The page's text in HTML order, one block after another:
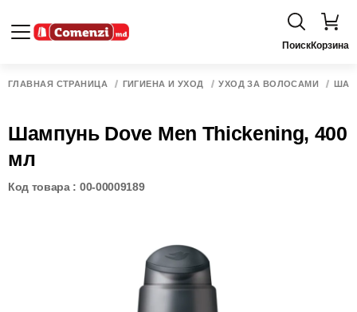
ПоискКорзина
ГЛАВНАЯ СТРАНИЦА ГИГИЕНА И УХОД УХОД ЗА ВОЛОСАМИ
Шампунь Dove Men Thickening, 400
мл
Код товара : 00-00009189